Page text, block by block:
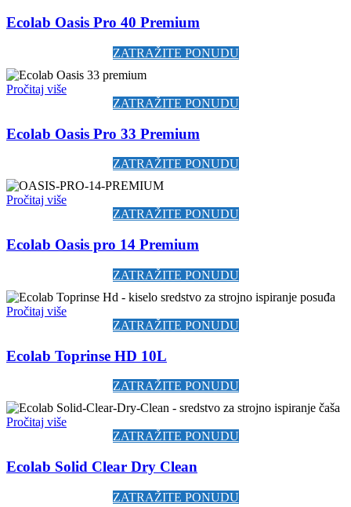
Ecolab Oasis Pro 40 Premium
ZATRAŽITE PONUDU
Pročitaj više
ZATRAŽITE PONUDU
Ecolab Oasis Pro 33 Premium
ZATRAŽITE PONUDU
Pročitaj više
ZATRAŽITE PONUDU
Ecolab Oasis pro 14 Premium
ZATRAŽITE PONUDU
Pročitaj više
ZATRAŽITE PONUDU
Ecolab Toprinse HD 10L
ZATRAŽITE PONUDU
Pročitaj više
ZATRAŽITE PONUDU
Ecolab Solid Clear Dry Clean
ZATRAŽITE PONUDU